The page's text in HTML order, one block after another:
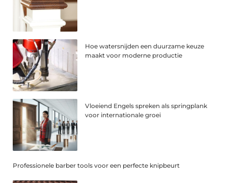
Hoe watersnijden een duurzame keuze
maakt voor moderne productie
Vloeiend Engels spreken als springplank
voor internationale groei
Professionele barber tools voor een perfecte knipbeurt